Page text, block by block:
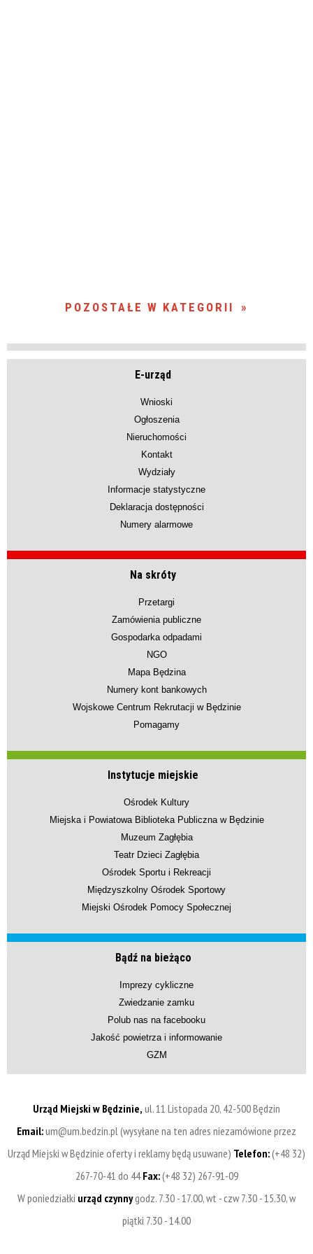
POZOSTAŁE W KATEGORII
E-urząd
Wnioski
Ogłoszenia
Nieruchomości
Kontakt
Wydziały
Informacje statystyczne
Deklaracja dostępności
Numery alarmowe
Na skróty
Przetargi
Zamówienia publiczne
Gospodarka odpadami
NGO
Mapa Będzina
Numery kont bankowych
Wojskowe Centrum Rekrutacji w Będzinie
Pomagamy
Instytucje miejskie
Ośrodek Kultury
Miejska i Powiatowa Biblioteka Publiczna w Będzinie
Muzeum Zagłębia
Teatr Dzieci Zagłębia
Ośrodek Sportu i Rekreacji
Międzyszkolny Ośrodek Sportowy
Miejski Ośrodek Pomocy Społecznej
Bądź na bieżąco
Imprezy cykliczne
Zwiedzanie zamku
Polub nas na facebooku
Jakość powietrza i informowanie
GZM
Urząd Miejski w Będzinie, ul. 11 Listopada 20, 42-500 Będzin
Email:um@um.bedzin.pl (wysyłane na ten adres niezamówione przez
Urząd Miejski w Będzinie oferty i reklamy będą usuwane) Telefon:(+48 32)
267-70-41 do 44Fax:(+48 32) 267-91-09
W poniedziałki urząd czynnygodz. 7.30 - 17.00, wt - czw 7.30 - 15.30, w
piątki 7.30 - 14.00